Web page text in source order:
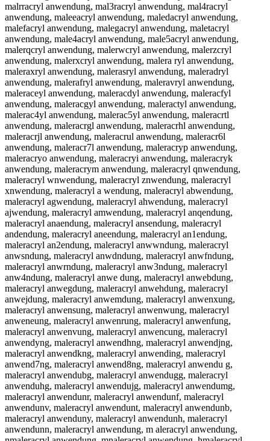
malrracryl anwendung, mal3racryl anwendung, mal4racryl
anwendung, maleeacryl anwendung, maledacryl anwendung,
malefacryl anwendung, malegacryl anwendung, maletacryl
anwendung, male4acryl anwendung, male5acryl anwendung,
malerqcryl anwendung, malerwcryl anwendung, malerzcryl
anwendung, malerxcryl anwendung, malera ryl anwendung,
maleraxryl anwendung, malerasryl anwendung, maleradryl
anwendung, malerafryl anwendung, maleravryl anwendung,
maleraceyl anwendung, maleracdyl anwendung, maleracfyl
anwendung, maleracgyl anwendung, maleractyl anwendung,
malerac4yl anwendung, malerac5yl anwendung, maleracrtl
anwendung, maleracrgl anwendung, maleracrhl anwendung,
maleracrjl anwendung, maleracrul anwendung, maleracr6l
anwendung, maleracr7l anwendung, maleracryp anwendung,
maleracryo anwendung, maleracryi anwendung, maleracryk
anwendung, maleracrym anwendung, maleracryl qnwendung,
maleracryl wnwendung, maleracryl znwendung, maleracryl
xnwendung, maleracryl a wendung, maleracryl abwendung,
maleracryl agwendung, maleracryl ahwendung, maleracryl
ajwendung, maleracryl amwendung, maleracryl anqendung,
maleracryl anaendung, maleracryl ansendung, maleracryl
andendung, maleracryl aneendung, maleracryl an1endung,
maleracryl an2endung, maleracryl anwwndung, maleracryl
anwsndung, maleracryl anwdndung, maleracryl anwfndung,
maleracryl anwrndung, maleracryl anw3ndung, maleracryl
anw4ndung, maleracryl anwe dung, maleracryl anwebdung,
maleracryl anwegdung, maleracryl anwehdung, maleracryl
anwejdung, maleracryl anwemdung, maleracryl anwenxung,
maleracryl anwensung, maleracryl anwenwung, maleracryl
anweneung, maleracryl anwenrung, maleracryl anwenfung,
maleracryl anwenvung, maleracryl anwencung, maleracryl
anwendyng, maleracryl anwendhng, maleracryl anwendjng,
maleracryl anwendkng, maleracryl anwending, maleracryl
anwend7ng, maleracryl anwend8ng, maleracryl anwendu g,
maleracryl anwendubg, maleracryl anwendugg, maleracryl
anwenduhg, maleracryl anwendujg, maleracryl anwendumg,
maleracryl anwendunr, maleracryl anwendunf, maleracryl
anwendunv, maleracryl anwendunt, maleracryl anwendunb,
maleracryl anwenduny, maleracryl anwendunh, maleracryl
anwendunn, maleracryl anwendung, m aleracryl anwendung,